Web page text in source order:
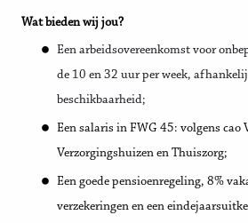
Wat bieden wij jou?
Een arbeidsovereenkomst voor
de 10 en 32 uur per week,
beschikbaarheid;
Een salaris in FWG 45: volgens cao
Verzorgingshuizen en Thuiszorg;
Een goede pensioenregeling, 8%
verzekeringen en een